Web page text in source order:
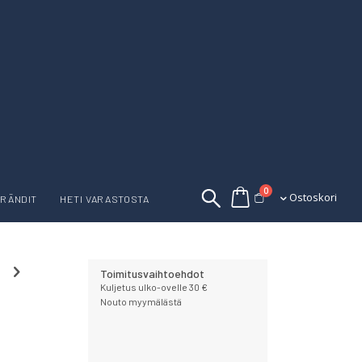
Ostoskori
0tuotettaOstoskori
HETI VARASTOSTA
Toimitusvaihtoehdot
Kuljetus ulko-ovelle 30 €
Nouto myymälästä